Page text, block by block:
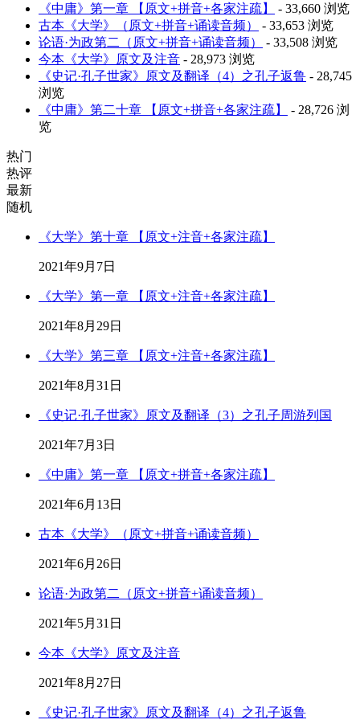
《中庸》第一章 【原文+拼音+各家注疏】
- 33,660 浏览
古本《大学》（原文+拼音+诵读音频）
- 33,653 浏览
论语·为政第二（原文+拼音+诵读音频）
- 33,508 浏览
今本《大学》原文及注音 - 28,973 浏览
《史记·孔子世家》原文及翻译（4）之孔子返鲁 - 28,745
浏览
《中庸》第二十章 【原文+拼音+各家注疏】
- 28,726 浏
览
热门
热评
最新
随机
《大学》第十章 【原文+注音+各家注疏】
2021年9月7日
《大学》第一章 【原文+注音+各家注疏】
2021年8月29日
《大学》第三章 【原文+注音+各家注疏】
2021年8月31日
《史记·孔子世家》原文及翻译（3）之孔子周游列国
2021年7月3日
《中庸》第一章 【原文+拼音+各家注疏】
2021年6月13日
古本《大学》（原文+拼音+诵读音频）
2021年6月26日
论语·为政第二（原文+拼音+诵读音频）
2021年5月31日
今本《大学》原文及注音
2021年8月27日
《史记·孔子世家》原文及翻译（4）之孔子返鲁